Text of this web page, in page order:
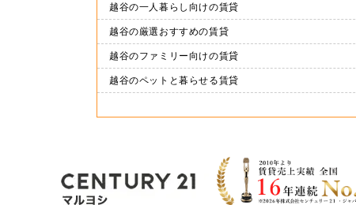
越谷の一人暮らし向けの賃貸
越谷の厳選おすすめの賃貸
越谷のファミリー向けの賃貸
越谷のペットと暮らせる賃貸